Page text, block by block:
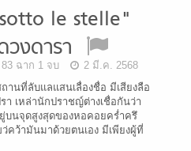
le stelle"
งดารา
83 ฉาก 1 จบ
2 มี.ค. 2568
านที่ลับแลแสนเลื่องชื่อ มีเสียงลือ
า เหล่านักปราชญ์ต่างเชื่อกันว่า
บนจุดสูงสุดของหอคอยคร่ำครึ
คว้ามันมาด้วยตนเอง มีเพียงผู้ที่